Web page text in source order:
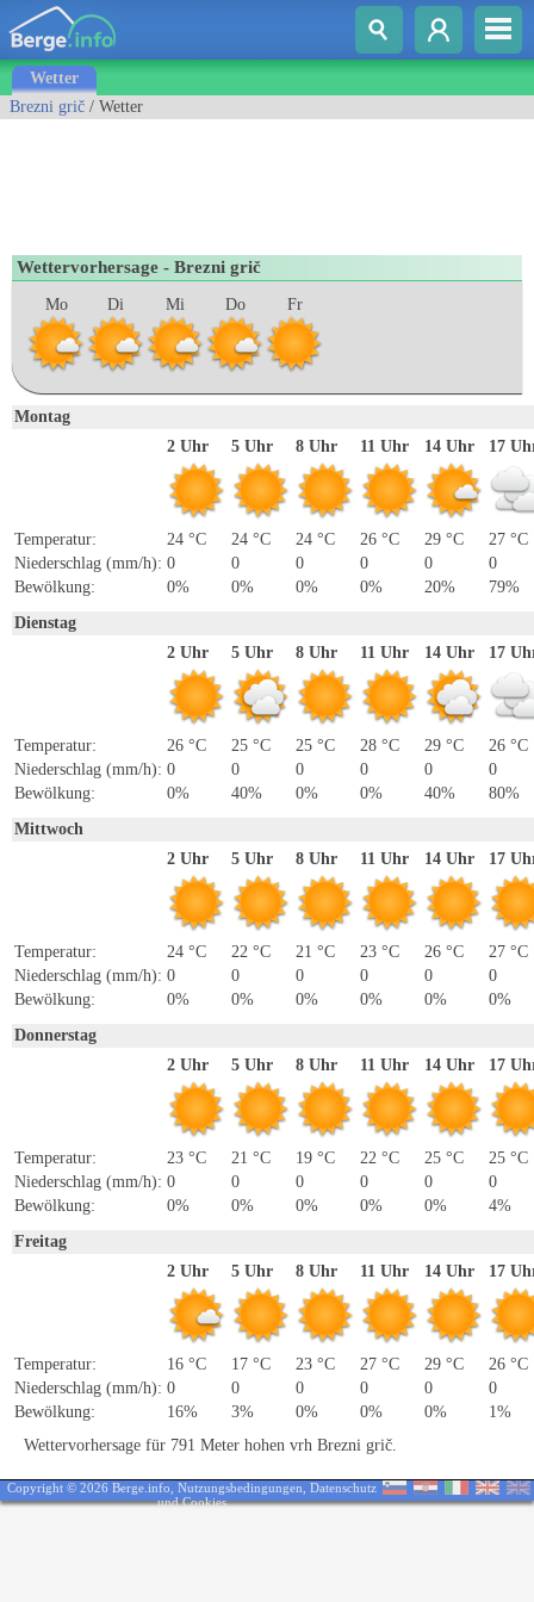
Wetter
Brezni grič / Wetter
Wettervorhersage - Brezni grič
Mo Di Mi Do Fr
Montag
2 Uhr
Temperatur:
24 °C
Niederschlag (mm/h): 0
Bewölkung:
0%
5 Uhr
24 °C
0
0%
8 Uhr
24 °C
0
0%
11 Uhr
26 °C
0
0%
14 Uhr
29 °C
0
20%
17
27 °C
0
79%
Dienstag
2 Uhr
Temperatur:
26 °C
Niederschlag (mm/h): 0
Bewölkung:
0%
5 Uhr
25 °C
0
40%
8 Uhr
25 °C
0
0%
11 Uhr
28 °C
0
0%
14 Uhr
29 °C
0
40%
17
26 °C
0
80%
Mittwoch
2 Uhr
Temperatur:
24 °C
Niederschlag (mm/h): 0
Bewölkung:
0%
5 Uhr
22 °C
0
0%
8 Uhr
21 °C
0
0%
11 Uhr
23 °C
0
0%
14 Uhr
26 °C
0
0%
17
27 °C
0
0%
Donnerstag
2 Uhr
Temperatur:
23 °C
Niederschlag (mm/h): 0
Bewölkung:
0%
5 Uhr
21 °C
0
0%
8 Uhr
19 °C
0
0%
11 Uhr
22 °C
0
0%
14 Uhr
25 °C
0
0%
17
25 °C
0
4%
Freitag
2 Uhr
Temperatur:
16 °C
Niederschlag (mm/h): 0
Bewölkung:
16%
5 Uhr
17 °C
0
3%
8 Uhr
23 °C
0
0%
11 Uhr
27 °C
0
0%
14 Uhr
29 °C
0
0%
17
26 °C
0
1%
Wettervorhersage für 791 Meter hohen vrh Brezni grič.
Copyright © 2026 Berge.info, Nutzungsbedingungen Datenschutz
und Cookies